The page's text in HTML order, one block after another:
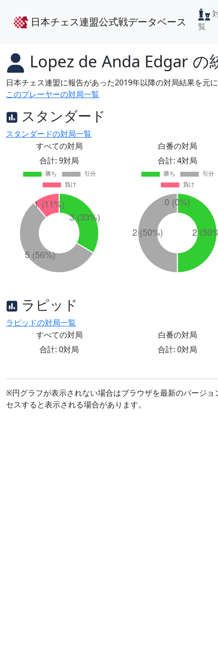
日本チェス連盟公式戦データベース
覧
Lopez de Anda Edgar の
日本チェス連盟に報告があった2019年以降の対局結果を元
このプレーヤーの対局一覧
スタンダード
スタンダードの対局一覧
すべての対局
合計: 9対局
白番の対局
合計: 4対局
ラピッド
ラピッドの対局一覧
すべての対局
合計: 0対局
白番の対局
合計: 0対局
※円グラフが表示されない場合はブラウザを最新のバージ
セスすると表示される場合があります。